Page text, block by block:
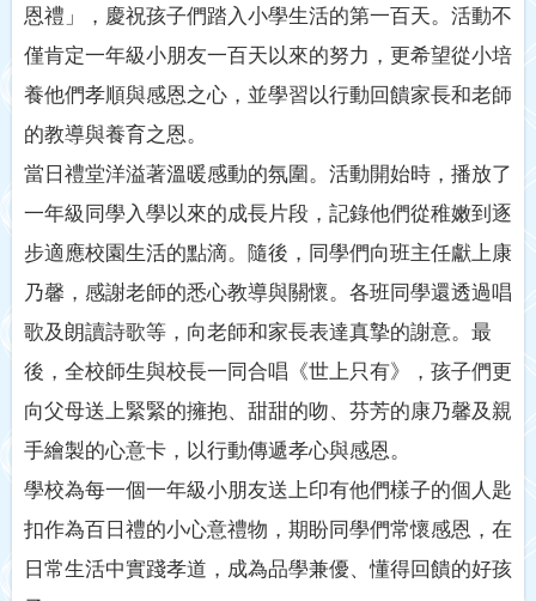
恩禮」，慶祝孩子們踏入小學生活的第一百天。活動不
僅肯定一年級小朋友一百天以來的努力，更希望從小培
養他們孝順與感恩之心，並學習以行動回饋家長和老師
的教導與養育之恩。
當日禮堂洋溢著溫暖感動的氛圍。活動開始時，播放了
一年級同學入學以來的成長片段，記錄他們從稚嫩到逐
步適應校園生活的點滴。隨後，同學們向班主任獻上康
乃馨，感謝老師的悉心教導與關懷。各班同學還透過唱
歌及朗讀詩歌等，向老師和家長表達真摯的謝意。最
後，全校師生與校長一同合唱《世上只有》，孩子們更
向父母送上緊緊的擁抱、甜甜的吻、芬芳的康乃馨及親
手繪製的心意卡，以行動傳遞孝心與感恩。
學校為每一個一年級小朋友送上印有他們樣子的個人匙
扣作為百日禮的小心意禮物，期盼同學們常懷感恩，在
日常生活中實踐孝道，成為品學兼優、懂得回饋的好孩